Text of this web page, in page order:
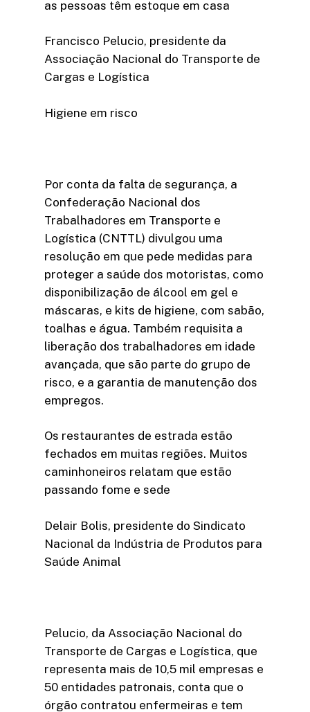
as pessoas têm estoque em casa
Francisco Pelucio, presidente da
Associação Nacional do Transporte de
Cargas e Logística
Higiene em risco
Por conta da falta de segurança, a
Confederação Nacional dos
Trabalhadores em Transporte e
Logística (CNTTL) divulgou uma
resolução em que pede medidas para
proteger a saúde dos motoristas, como
disponibilização de álcool em gel e
máscaras, e kits de higiene, com sabão,
toalhas e água. Também requisita a
liberação dos trabalhadores em idade
avançada, que são parte do grupo de
risco, e a garantia de manutenção dos
empregos.
Os restaurantes de estrada estão
fechados em muitas regiões. Muitos
caminhoneiros relatam que estão
passando fome e sede
Delair Bolis, presidente do Sindicato
Nacional da Indústria de Produtos para
Saúde Animal
Pelucio, da Associação Nacional do
Transporte de Cargas e Logística, que
representa mais de 10,5 mil empresas e
50 entidades patronais, conta que o
órgão contratou enfermeiras e tem